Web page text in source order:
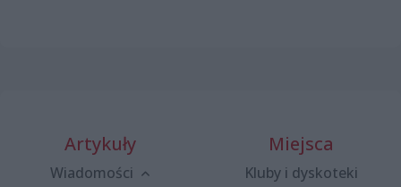
Artykuły
Wiadomości
Miejsca
Kluby i dyskoteki